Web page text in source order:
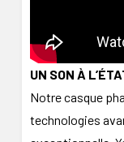
UN SON À
Notre casque
technologies